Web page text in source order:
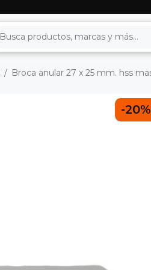
Broca anular 27 x 25 mm. hss
-20%